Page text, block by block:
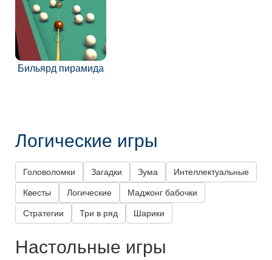
Бильярд пирамида
Логические игры
Головоломки Загадки Зума Интеллектуальные
Квесты Логические Маджонг бабочки
Стратегии Три в ряд Шарики
Настольные игры